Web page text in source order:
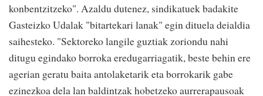
konbentzitzeko". Azaldu dutenez, sindikatuek badakite
Gasteizko Udalak "bitartekari lanak" egin dituela deialdia
saihesteko. "Sektoreko langile guztiak zoriondu nahi
ditugu egindako borroka eredugarriagatik, beste behin ere
agerian geratu baita antolaketarik eta borrokarik gabe
ezinezkoa dela lan baldintzak hobetzeko aurrerapausoak